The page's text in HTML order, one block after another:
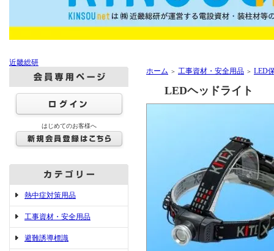
近畿総研
はじめてのお客様へ
熱中症対策用品
工事資材・安全用品
避難誘導標識
ホーム ＞ 工事資材・安全用品 ＞ LED
LEDヘッドライト